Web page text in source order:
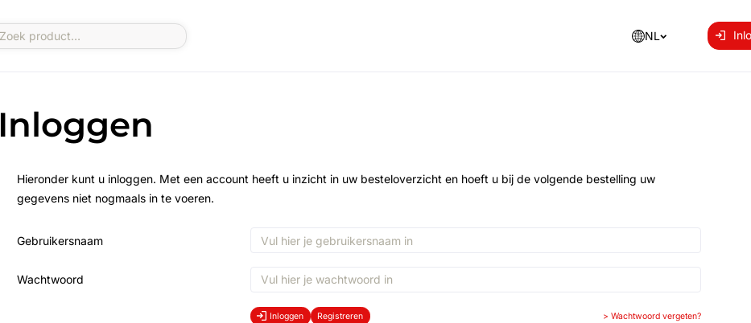
NL
Inloggen
Hieronder kunt u inloggen. Met een account heeft u inzicht in uw besteloverzicht en hoeft u bij de volgende bestelling uw
gegevens niet nogmaals in te voeren.
Gebruikersnaam
Wachtwoord
Inloggen Registreren >Wachtwoord vergeten?